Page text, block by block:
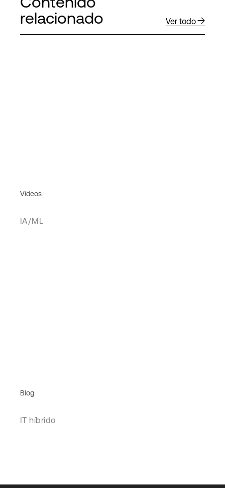
relacionado
Ver todo
Vídeos
IA/ML
Blog
IT híbrido